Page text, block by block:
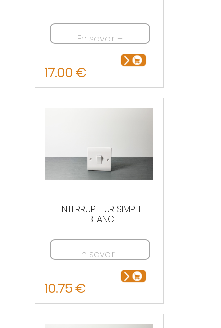
En savoir +
17.00 €
INTERRUPTEUR SIMPLE
BLANC
En savoir +
10.75 €